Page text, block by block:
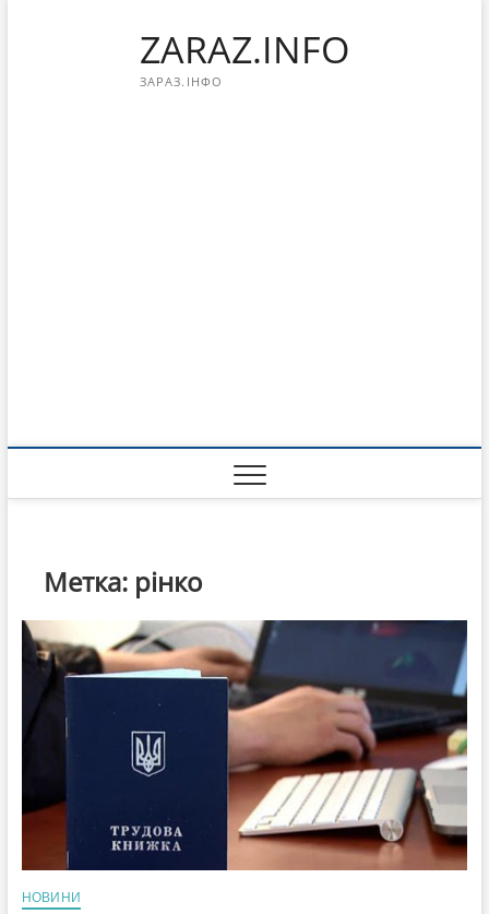
ZARAZ.INFO
ЗАРАЗ.ІНФО
Метка: рінко
НОВИНИ